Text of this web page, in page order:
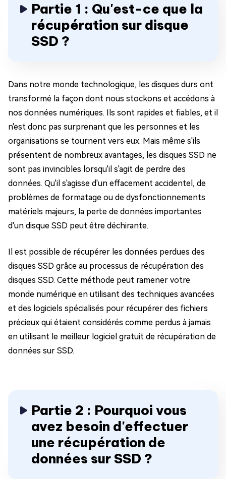
Partie 1 : Qu'est-ce que la
récupération sur disque
SSD ?
Dans notre monde technologique, les disques durs ont
transformé la façon dont nous stockons et accédons à
nos données numériques. Ils sont rapides et fiables, et il
n'est donc pas surprenant que les personnes et les
organisations se tournent vers eux. Mais même s'ils
présentent de nombreux avantages, les disques SSD ne
sont pas invincibles lorsqu'il s'agit de perdre des
données. Qu'il s'agisse d'un effacement accidentel, de
problèmes de formatage ou de dysfonctionnements
matériels majeurs, la perte de données importantes
d'un disque SSD peut être déchirante.
Il est possible de récupérer les données perdues des
disques SSD grâce au processus de récupération des
disques SSD. Cette méthode peut ramener votre
monde numérique en utilisant des techniques avancées
et des logiciels spécialisés pour récupérer des fichiers
précieux qui étaient considérés comme perdus à jamais
en utilisant le meilleur logiciel gratuit de récupération de
données sur SSD.
Partie 2 : Pourquoi vous
avez besoin d'effectuer
une récupération de
données sur SSD ?